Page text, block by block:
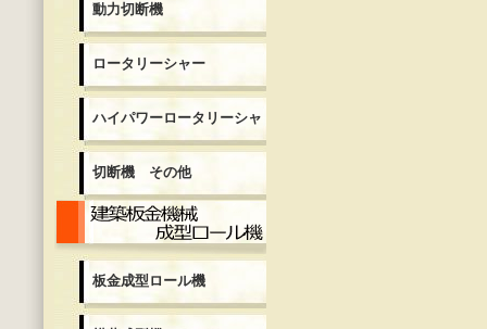
動力切断機
ロータリーシャー
ハイパワーロータリーシャ
切断機 その他
板金成型ロール機